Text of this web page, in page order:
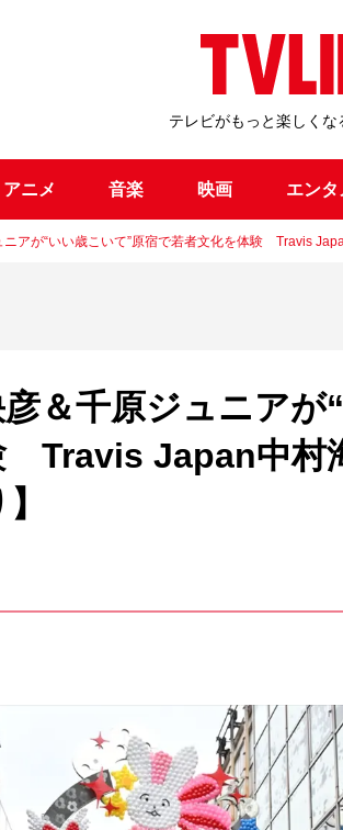
テレビがもっと楽しく
アニメ 音楽 映画 エンタ
ニアが“いい歳こいて”原宿で若者文化を体験 Travis
＆千原ジュニアが
Travis Japan中村